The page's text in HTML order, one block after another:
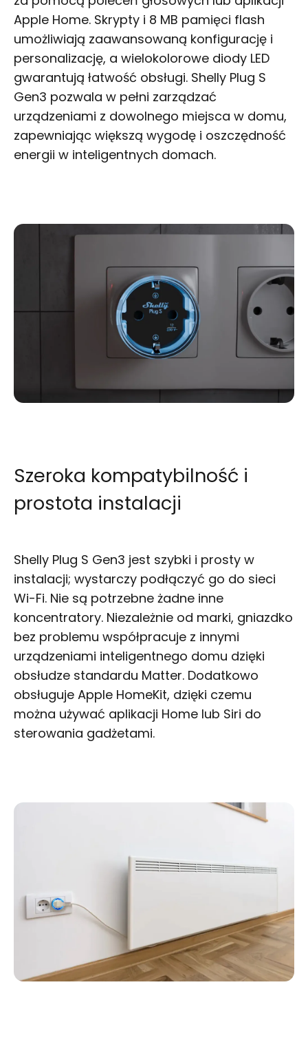
Apple Home. Skrypty i 8 MB pamięci flash
umożliwiają zaawansowaną konfigurację i
personalizację, a wielokolorowe diody LED
gwarantują łatwość obsługi. Shelly Plug S
Gen3 pozwala w pełni zarządzać
urządzeniami z dowolnego miejsca w domu,
zapewniając większą wygodę i oszczędność
energii w inteligentnych domach.
Szeroka kompatybilność i
prostota instalacji
Shelly Plug S Gen3 jest szybki i prosty w
instalacji; wystarczy podłączyć go do sieci
Wi-Fi. Nie są potrzebne żadne inne
koncentratory. Niezależnie od marki, gniazdko
bez problemu współpracuje z innymi
urządzeniami inteligentnego domu dzięki
obsłudze standardu Matter. Dodatkowo
obsługuje Apple HomeKit, dzięki czemu
można używać aplikacji Home lub Siri do
sterowania gadżetami.